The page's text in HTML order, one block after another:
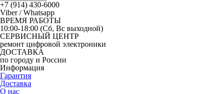
+7 (914) 430-6000
Viber / Whatsapp
ВРЕМЯ РАБОТЫ
10:00-18:00 (Сб, Вс выходной)
СЕРВИСНЫЙ ЦЕНТР
ремонт цифровой электроники
ДОСТАВКА
по городу и России
Информация
Гарантия
Доставка
О нас